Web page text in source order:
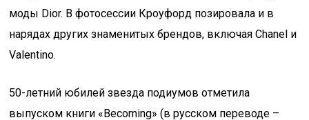
моды Dior. В фотосессии Кроуфорд позировала и в
нарядах других знаменитых брендов, включая Chanel и
Valentino.
50-летний юбилей звезда подиумов отметила
выпуском книги «Becoming» (в русском переводе –